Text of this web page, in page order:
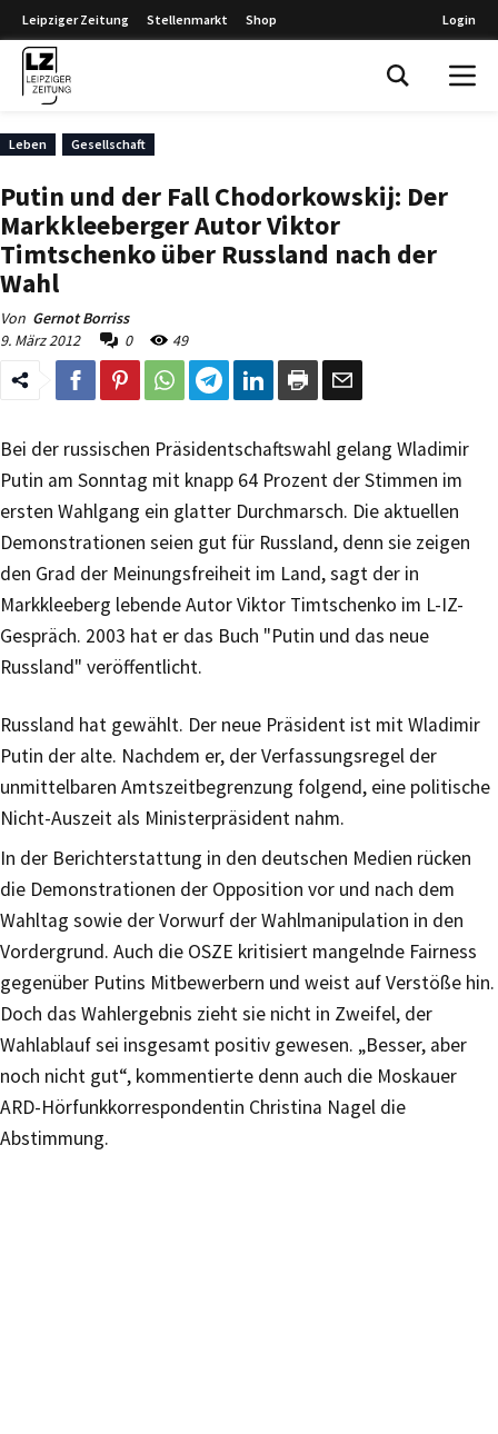
Leipziger Zeitung Stellenmarkt Shop Login
Leben Gesellschaft
Putin und der Fall Chodorkowskij: Der
Markkleeberger Autor Viktor
Timtschenko über Russland nach der
Wahl
Von Gernot Borriss
9. März 2012
0 49
Bei der russischen Präsidentschaftswahl gelang Wladimir
Putin am Sonntag mit knapp 64 Prozent der Stimmen im
ersten Wahlgang ein glatter Durchmarsch. Die aktuellen
Demonstrationen seien gut für Russland, denn sie zeigen
den Grad der Meinungsfreiheit im Land, sagt der in
Markkleeberg lebende Autor Viktor Timtschenko im L-IZ-
Gespräch. 2003 hat er das Buch "Putin und das neue
Russland" veröffentlicht.
Russland hat gewählt. Der neue Präsident ist mit Wladimir
Putin der alte. Nachdem er, der Verfassungsregel der
unmittelbaren Amtszeitbegrenzung folgend, eine politische
Nicht-Auszeit als Ministerpräsident nahm.
In der Berichterstattung in den deutschen Medien rücken
die Demonstrationen der Opposition vor und nach dem
Wahltag sowie der Vorwurf der Wahlmanipulation in den
Vordergrund. Auch die OSZE kritisiert mangelnde Fairness
gegenüber Putins Mitbewerbern und weist auf Verstöße hin.
Doch das Wahlergebnis zieht sie nicht in Zweifel, der
Wahlablauf sei insgesamt positiv gewesen. „Besser, aber
noch nicht gut“, kommentierte denn auch die Moskauer
ARD-Hörfunkkorrespondentin Christina Nagel die
Abstimmung.